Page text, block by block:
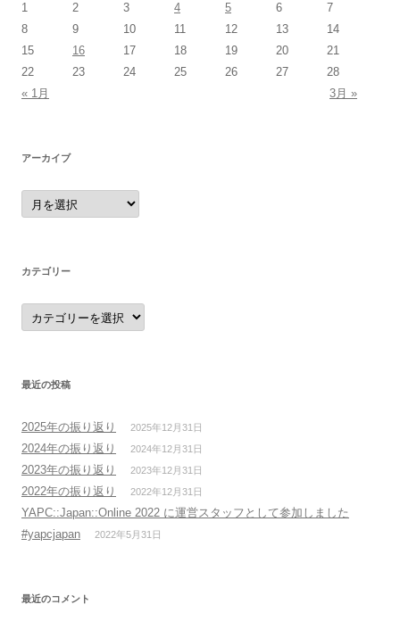
1
2 3 4 5 6
7
8
9 10 11 12 13
14
15
16 17 18 19 20
21
22
23 24 25 26 27
28
« 1月
3月 »
アーカイブ
ア
ー
カ
カテゴリー
カ
テ
ゴ
最近の投稿
2025年の振り返り 2025年12月31日
2024年の振り返り 2024年12月31日
2023年の振り返り 2023年12月31日
2022年の振り返り 2022年12月31日
YAPC::Japan::Online 2022 に運営スタッフとして参加しました
#yapcjapan
2022年5月31日
最近のコメント